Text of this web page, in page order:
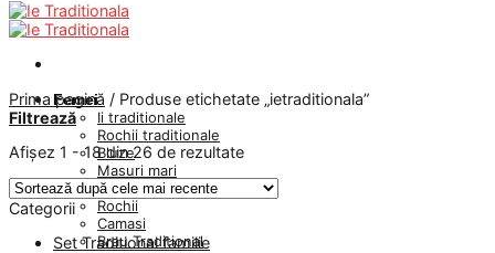
Femei
Ii traditionale
Rochii traditionale
Bluze
Masuri mari
Veste si Fote Dama
Rochii
Camasi
Brau Traditional
Prima pagină / Produse etichetate „ietraditionala”
Filtrează
Afișez 1 - 18 din 26 de rezultate
Categorii
Set Traditional familie